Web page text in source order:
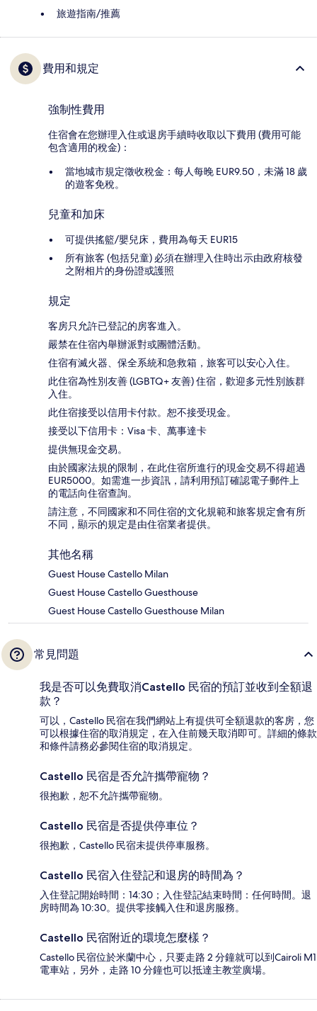
旅遊指南/推薦
費用和規定
強制性費用
住宿會在您辦理入住或退房手續時收取以下費用 (費用可能
包含適用的稅金)：
當地城市規定徵收稅金：每人每晚 EUR9.50，未滿 18 歲
的遊客免稅。
兒童和加床
可提供搖籃/嬰兒床，費用為每天 EUR15
所有旅客 (包括兒童) 必須在辦理入住時出示由政府核發
之附相片的身份證或護照
規定
客房只允許已登記的房客進入。
嚴禁在住宿內舉辦派對或團體活動。
住宿有滅火器、保全系統和急救箱，旅客可以安心入住。
此住宿為性別友善 (LGBTQ+ 友善) 住宿，歡迎多元性別族群
入住。
此住宿接受以信用卡付款。恕不接受現金。
接受以下信用卡：Visa 卡、萬事達卡
提供無現金交易。
由於國家法規的限制，在此住宿所進行的現金交易不得超過
EUR5000。如需進一步資訊，請利用預訂確認電子郵件上
的電話向住宿查詢。
請注意，不同國家和不同住宿的文化規範和旅客規定會有所
不同，顯示的規定是由住宿業者提供。
其他名稱
Guest House Castello Milan
Guest House Castello Guesthouse
Guest House Castello Guesthouse Milan
常見問題
我是否可以免費取消Castello 民宿的預訂並收到全額退
款？
可以，Castello 民宿在我們網站上有提供可全額退款的客房，您
可以根據住宿的取消規定，在入住前幾天取消即可。詳細的條款
和條件請務必參閱住宿的取消規定。
Castello 民宿是否允許攜帶寵物？
很抱歉，恕不允許攜帶寵物。
Castello 民宿是否提供停車位？
很抱歉，Castello 民宿未提供停車服務。
Castello 民宿入住登記和退房的時間為？
入住登記開始時間：14:30；入住登記結束時間：任何時間。退
房時間為 10:30。提供零接觸入住和退房服務。
Castello 民宿附近的環境怎麼樣？
Castello 民宿位於米蘭中心，只要走路 2 分鐘就可以到Cairoli M1
電車站，另外，走路 10 分鐘也可以抵達主教堂廣場。